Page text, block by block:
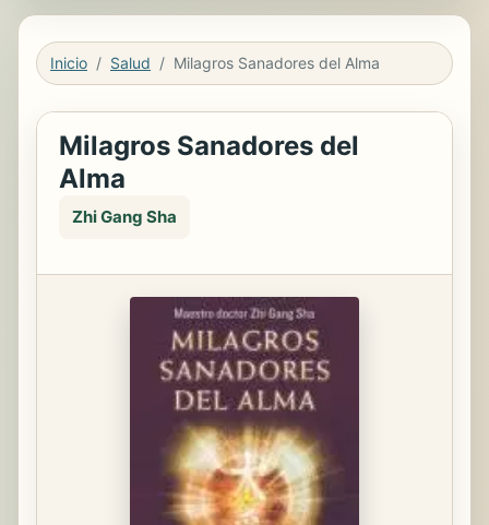
Inicio Salud Milagros Sanadores del Alma
Milagros Sanadores del
Alma
Zhi Gang Sha